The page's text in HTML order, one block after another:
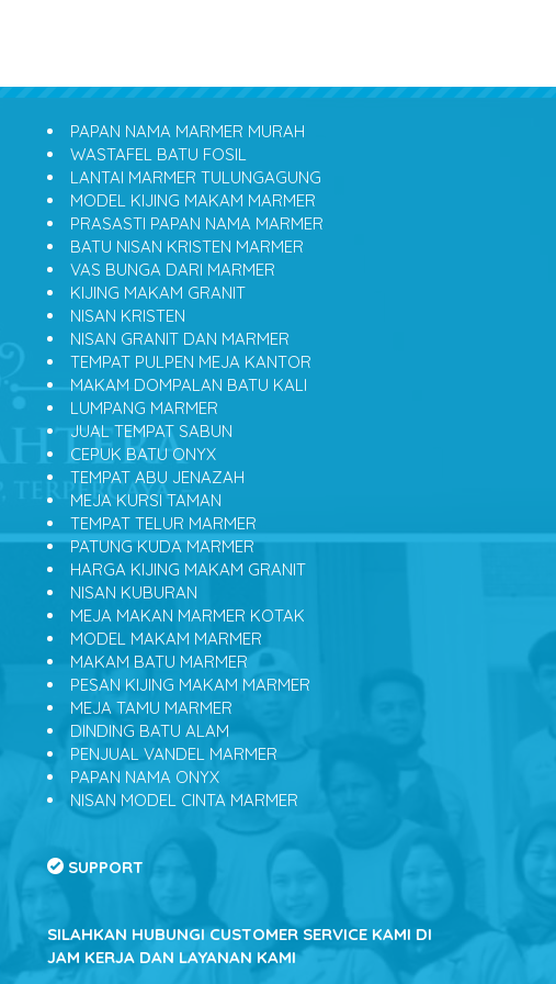
PAPAN NAMA MARMER MURAH
WASTAFEL BATU FOSIL
LANTAI MARMER TULUNGAGUNG
MODEL KIJING MAKAM MARMER
PRASASTI PAPAN NAMA MARMER
BATU NISAN KRISTEN MARMER
VAS BUNGA DARI MARMER
KIJING MAKAM GRANIT
NISAN KRISTEN
NISAN GRANIT DAN MARMER
TEMPAT PULPEN MEJA KANTOR
MAKAM DOMPALAN BATU KALI
LUMPANG MARMER
JUAL TEMPAT SABUN
CEPUK BATU ONYX
TEMPAT ABU JENAZAH
MEJA KURSI TAMAN
TEMPAT TELUR MARMER
PATUNG KUDA MARMER
HARGA KIJING MAKAM GRANIT
NISAN KUBURAN
MEJA MAKAN MARMER KOTAK
MODEL MAKAM MARMER
MAKAM BATU MARMER
PESAN KIJING MAKAM MARMER
MEJA TAMU MARMER
DINDING BATU ALAM
PENJUAL VANDEL MARMER
PAPAN NAMA ONYX
NISAN MODEL CINTA MARMER
SUPPORT
SILAHKAN HUBUNGI CUSTOMER SERVICE KAMI DI
JAM KERJA DAN LAYANAN KAMI